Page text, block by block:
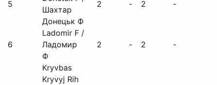
5
Шахтар
Донецьк Ф
2 - 2 -
6
Ladomir F /
Ладомир
Ф
2 - 2 -
Kryvbas
Kryvyj Rih